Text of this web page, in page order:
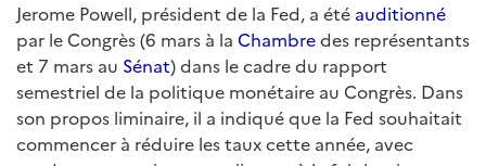
Jerome Powell, président de la Fed, a été auditionné
par le Congrès (6 mars à la Chambredes représentants
et 7 mars au Sénat) dans le cadre du rapport
semestriel de la politique monétaire au Congrès. Dans
son propos liminaire, il a indiqué que la Fed souhaitait
commencer à réduire les taux cette année, avec